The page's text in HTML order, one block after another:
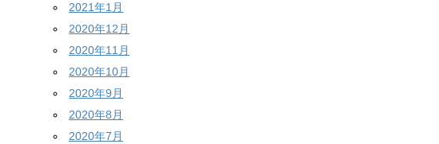
2021年1月
2020年12月
2020年11月
2020年10月
2020年9月
2020年8月
2020年7月